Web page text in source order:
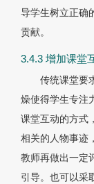
导学生树立正确
贡献。
3.4.3 增加课堂
传统课堂要
燥使得学生专注
课堂互动的方式
相关的人物事迹
教师再做出一定
引导。也可以采